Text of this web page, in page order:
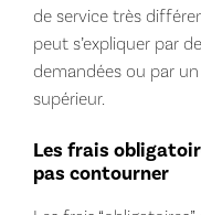
de service très
peut s’expliquer par
demandées ou par
supérieur.
Les frais
pas contourner